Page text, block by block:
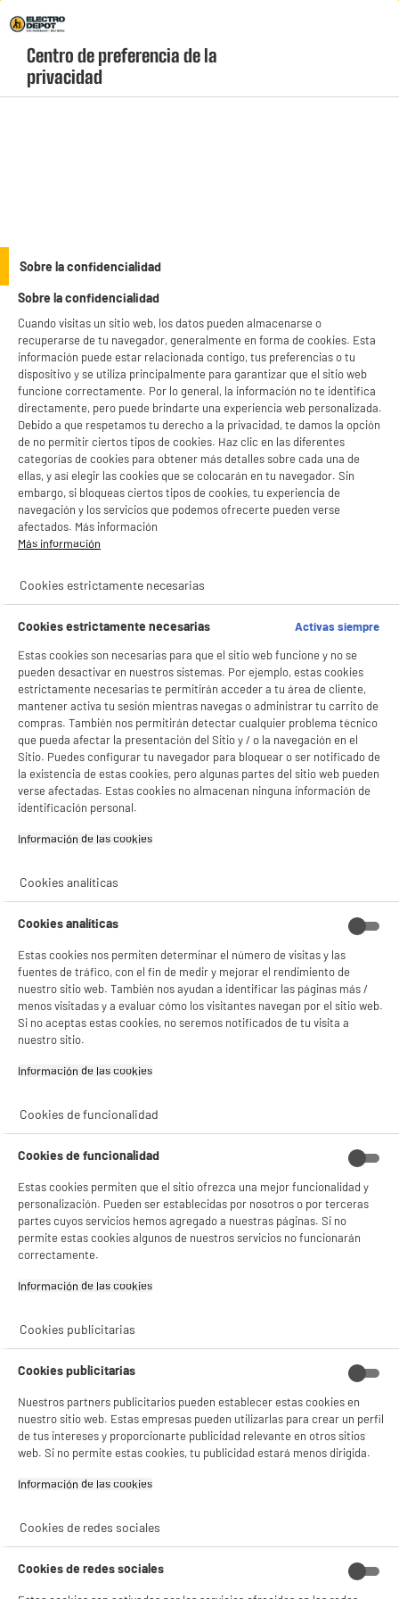
Menú
geolocation-header-icon-text
account
DECALK MINI 2x100 ml.
product_anchor_characteristics
8€96
Comprados juntos habitualmente
Descalcificador para
ECO DECALK MINI
8 €96
Total Price :18.90€
Garantía incluida :3 años
Hastaagosto 2029
Características
Marca
Tipo de producto
Desincrustante
Compatible con Todas Las Cafeteras Espresso
Características adicionales
2 dosis únicas para 2
descalcificación regular y
garantiza su longevidad y un
Con el fin de mejorar tu experiencia, y tras tu consentimiento, ELECTRO DEPOT
y sus socios utilizan cookies que procesan tus datos personales para:
- compartir contenido adaptado a tus preferencias
- ofrecer publicidad y comunicaciones personalizadas
- facilitar el intercambio de contenido en las redes sociales
- analizar el tráfico en nuestro sitio web Consulta la política de cookies.
Consulta la política de cookies..
Si aceptas, la experiencia será aún mejor. Si no acepta, se utilizarán cookies
estadísticas anónimas basadas en tu navegación. Puedes oponerte a su uso
¡Buena visita!
Centro de preferencia de la
privacidad
Sobre la confidencialidad
Sobre la confidencialidad
Cuando visitas un sitio web, los datos pueden almacenarse o
recuperarse de tu navegador, generalmente en forma de cookies. Esta
información puede estar relacionada contigo, tus preferencias o tu
dispositivo y se utiliza principalmente para garantizar que el sitio web
funcione correctamente. Por lo general, la información no te identifica
directamente, pero puede brindarte una experiencia web personalizada.
Debido a que respetamos tu derecho a la privacidad, te damos la opción
de no permitir ciertos tipos de cookies. Haz clic en las diferentes
categorías de cookies para obtener más detalles sobre cada una de
ellas, y así elegir las cookies que se colocarán en tu navegador. Sin
embargo, si bloqueas ciertos tipos de cookies, tu experiencia de
navegación y los servicios que podemos ofrecerte pueden verse
afectados. Más información
Más información
Cookies estrictamente necesarias
Cookies estrictamente necesarias
Activas siempre
Estas cookies son necesarias para que el sitio web funcione y no se
pueden desactivar en nuestros sistemas. Por ejemplo, estas cookies
estrictamente necesarias te permitirán acceder a tu área de cliente,
mantener activa tu sesión mientras navegas o administrar tu carrito de
compras. También nos permitirán detectar cualquier problema técnico
que pueda afectar la presentación del Sitio y / o la navegación en el
Sitio. Puedes configurar tu navegador para bloquear o ser notificado de
la existencia de estas cookies, pero algunas partes del sitio web pueden
verse afectadas. Estas cookies no almacenan ninguna información de
identificación personal.
Información de las cookies‎
Cookies analíticas
Cookies analíticas
Estas cookies nos permiten determinar el número de visitas y las
fuentes de tráfico, con el fin de medir y mejorar el rendimiento de
nuestro sitio web. También nos ayudan a identificar las páginas más /
menos visitadas y a evaluar cómo los visitantes navegan por el sitio web.
Si no aceptas estas cookies, no seremos notificados de tu visita a
nuestro sitio.
Información de las cookies‎
Cookies de funcionalidad
Cookies de funcionalidad
Estas cookies permiten que el sitio ofrezca una mejor funcionalidad y
personalización. Pueden ser establecidas por nosotros o por terceras
partes cuyos servicios hemos agregado a nuestras páginas. Si no
permite estas cookies algunos de nuestros servicios no funcionarán
correctamente.
Información de las cookies‎
Cookies publicitarias
Cookies publicitarias
Nuestros partners publicitarios pueden establecer estas cookies en
nuestro sitio web. Estas empresas pueden utilizarlas para crear un perfil
de tus intereses y proporcionarte publicidad relevante en otros sitios
web. Si no permite estas cookies, tu publicidad estará menos dirigida.
Información de las cookies‎
Cookies de redes sociales
Cookies de redes sociales